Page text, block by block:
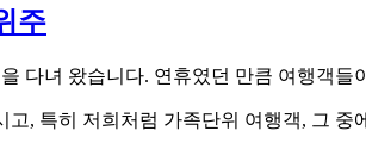
주
다녀 왔습니다. 연휴였던 만큼 여행객
고, 특히 저희처럼 가족단위 여행객, 그 중